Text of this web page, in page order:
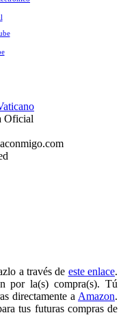
Oficial
a través de este enlace.
por la(s) compra(s). Tú
directamente a Amazon.
tus futuras compras de